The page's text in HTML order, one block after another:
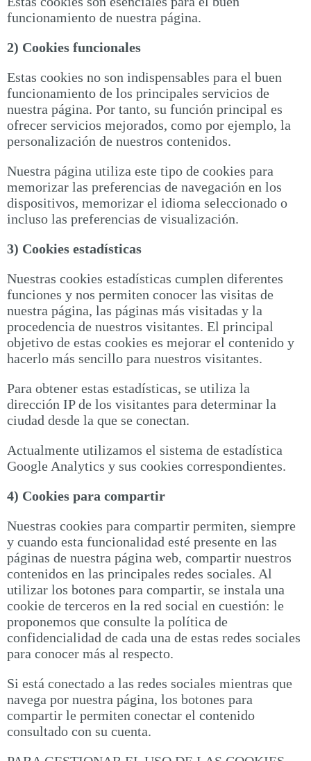
funcionamiento de nuestra página.
2) Cookies funcionales
Estas cookies no son indispensables para el buen
funcionamiento de los principales servicios de
nuestra página. Por tanto, su función principal es
ofrecer servicios mejorados, como por ejemplo, la
personalización de nuestros contenidos.
Nuestra página utiliza este tipo de cookies para
memorizar las preferencias de navegación en los
dispositivos, memorizar el idioma seleccionado o
incluso las preferencias de visualización.
3) Cookies estadísticas
Nuestras cookies estadísticas cumplen diferentes
funciones y nos permiten conocer las visitas de
nuestra página, las páginas más visitadas y la
procedencia de nuestros visitantes. El principal
objetivo de estas cookies es mejorar el contenido y
hacerlo más sencillo para nuestros visitantes.
Para obtener estas estadísticas, se utiliza la
dirección IP de los visitantes para determinar la
ciudad desde la que se conectan.
Actualmente utilizamos el sistema de estadística
Google Analytics y sus cookies correspondientes.
4) Cookies para compartir
Nuestras cookies para compartir permiten, siempre
y cuando esta funcionalidad esté presente en las
páginas de nuestra página web, compartir nuestros
contenidos en las principales redes sociales. Al
utilizar los botones para compartir, se instala una
cookie de terceros en la red social en cuestión: le
proponemos que consulte la política de
confidencialidad de cada una de estas redes sociales
para conocer más al respecto.
Si está conectado a las redes sociales mientras que
navega por nuestra página, los botones para
compartir le permiten conectar el contenido
consultado con su cuenta.